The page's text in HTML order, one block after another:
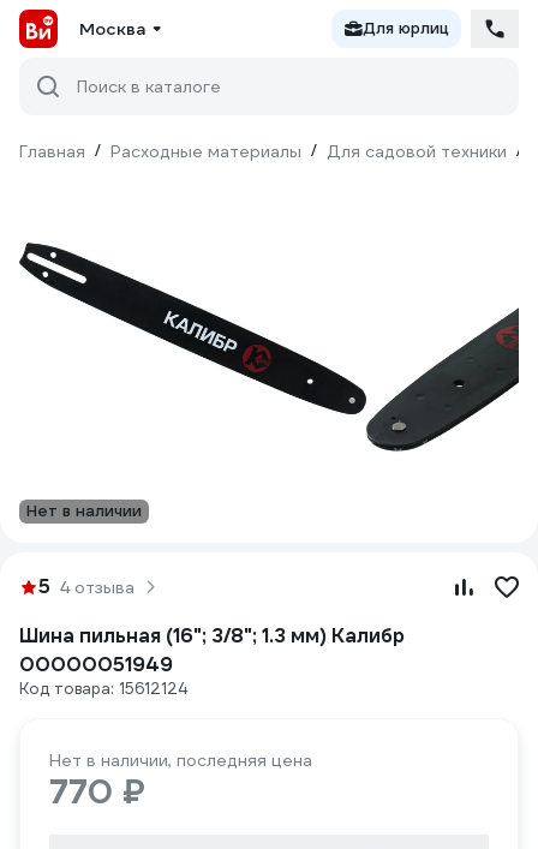
Москва Для юрлиц
Поиск в каталоге
Главная / Расходные материалы / Для садовой техники /
Нет в наличии
5 4 отзыва
Шина пильная (16"; 3/8"; 1.3 мм) Калибр
00000051949
Код товара: 15612124
Нет в наличии, последняя цена
770 ₽